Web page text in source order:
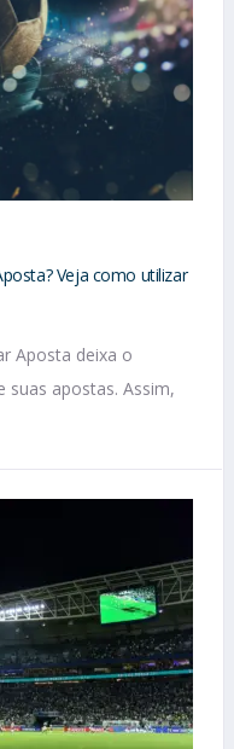
Veja como utilizar
Aposta deixa o
apostas. Assim,